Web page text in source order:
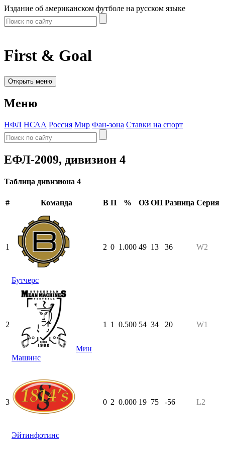
Издание об американском футболе на русском языке
First & Goal
Открыть меню
Меню
НФЛ НСАА Россия Мир Фан-зона Ставки на спорт
ЕФЛ-2009, дивизион 4
Таблица дивизиона 4
# Команда В П % ОЗ ОП Разница Серия
1
Бутчерс
2 0 1.000 49 13 36 W2
2
Мин
Машинс
1 1 0.500 54 34 20 W1
3
Эйтинфотинс
0 2 0.000 19 75 -56 L2